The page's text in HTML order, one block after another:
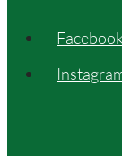
Facebook